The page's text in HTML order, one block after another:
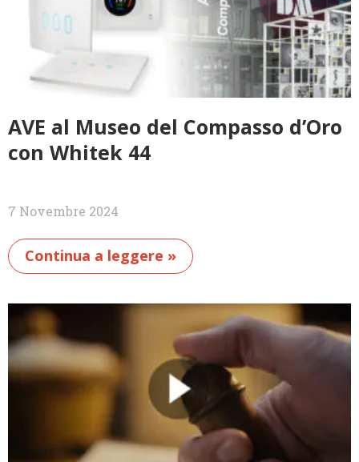
AVE al Museo del Compasso d’Oro
con Whitek 44
7 Novembre 2024
Continua a leggere »